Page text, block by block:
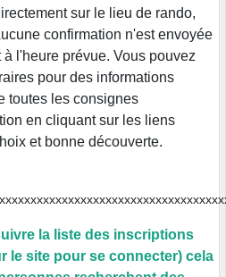
sur le lieu de rando,
confirmation n'est envoyée
l'heure prévue. Vous pouvez
pour des informations
toutes les consignes
en cliquant sur les liens
et bonne découverte.
la liste des inscriptions
le site pour se connecter) cela